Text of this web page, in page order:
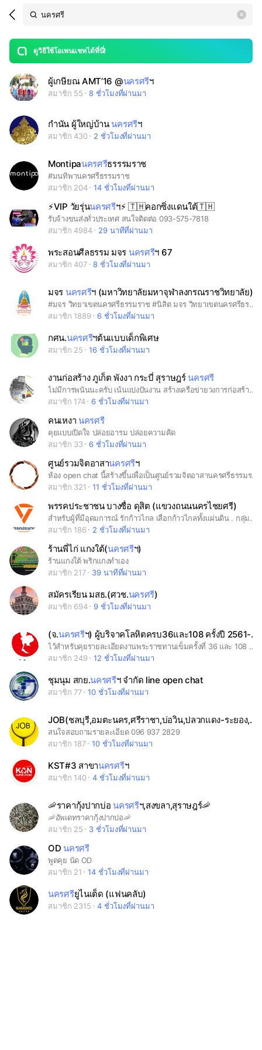
Search
OpenChats
messages
search
area
ดูวิธีใช้โอเพนแชทได้ที่นี่!
open
ผู้เกษียณ AMT’16 @นครศรีฯ
สมาชิก 55 8 ชั่วโมงที่ผ่านมา
กำนัน ผู้ใหญ่บ้าน นครศรีฯ
สมาชิก 430 2 ชั่วโมงที่ผ่านมา
Montipaนครศรีธรรรมราช
#มนทิพานครศรีธรรมราช
สมาชิก 204
14 ชั่วโมงที่ผ่านมา
⚡️VIP วัยรุ่นนครศรีฯ⚡️ 🇹🇭คอกซิ่งแดนใต้🇹🇭
รับจ้างขนส่งทั่วประเทศ สนใจติดต่อ 093-575-7818
สมาชิก 4984
29 นาทีที่ผ่านมา
พระสอนศีลธรรม มจร นครศรีฯ 67
สมาชิก 407 8 ชั่วโมงที่ผ่านมา
มจร นครศรีฯ (มหาวิทยาลัยมหาจุฬาลงกรณราชวิทยาลัย)
#มจร วิทยาเขตนครศรีธรรมราช #นิสิต มจร วิทยาเขตนครศรีธรรมราช #ครุศาสตร์ #การสอนสังคมศึกษา #สังคมศาสตร์ #รัฐศาสตร์ #พุทธศาสตร์ #พระสังฆาธิการ #พระพุทธศาสนา #การบริหารการศึกษา #พัฒนาสังคม #นิติศาสตร์
สมาชิก 1889
6 ชั่วโมงที่ผ่านมา
กศน.นครศรีฯต้นแบบเด็กพิเศษ
สมาชิก 25 16 ชั่วโมงที่ผ่านมา
งานก่อสร้าง ภูเก็ต พังงา กระบี่ สุราษฎร์ นครศรี
ไม่มีการพนันนะครับ เน้นแบ่งปันงาน สร้างเครือข่ายวงการก่อสร้างแบบสร้างสรรค์ ปรึกษาหารือ ฯลฯ
สมาชิก 174
6 ชั่วโมงที่ผ่านมา
คนเหงา นครศรี
คุยแบบเปิดใจ ปล่อยอารม ปล่อยความคิด
สมาชิก 33
6 ชั่วโมงที่ผ่านมา
ศูนย์รวมจิตอาสานครศรีฯ
ห้อง open chat นี้สร้างขึ้นเพื่อเป็นศูนย์รวมจิตอาสานครศรีธรรมราชในการรับข้อมูลตรงและถูกต้องจากส่วนกลาง ใช้เพื่อการยืนยันตัวตนครั้งสุดท้ายเพื่อให้ AI สามารถตรวจสอบความถูกต้องก่อนส่งข้อมูลให้ธนาคารออมสินเพื่อเตรียมออกบัตร smart card มอบให้กับสมาชิกจิตอาสาตามวันเวลาที่ส่วนกลางกำหนด #จิตอาสาตำบล #จิตอาสาอำเภอ #จิตอาสาจังหวัด #จิตอาสาไทยศรีวิไล
สมาชิก 321
11 ชั่วโมงที่ผ่านมา
พรรคประชาชน บางซื่อ ดุสิต (แขวงถนนนครไชยศรี)
สำหรับผู้ที่มีอุดมการณ์ รักก้าวไกล เลือกก้าวไกลทั้งแผ่นดิน . กลุ่มนี้เป็นพื้นที่แลกเปลี่ยนแสดงความคิดเห็นเรื่องทั่วไป สังคม การเมือง วัฒนธรรม รวมถึงแจ้งเหตุ ร้องเรียน แจ้งข่าวสารและแลกเปลี่ยนในเขตพื้นที่เขตบางซื่อและดุสิต . อ่านกฎกติกาเพื่อการอยู่ร่วมกันในสังคมออนไลน์ได้ที่โน้ตของกลุ่ม . หากมีเรื่องร้องเรียน สามารถส่งเรื่องเข้ามาได้ที่นี่ 🍊ลิงก์ก้าวไกลเขต 7 เขตบางซื่อ: https://lin.ee/lsQxkZo 🍊ลิงก์ก้าวไกลเขต 7 เขตดุสิต (เฉพาะแขวงถนนนครไชยศรี): https://lin.ee/NLnMkp2
สมาชิก 186
2 ชั่วโมงที่ผ่านมา
ร้านพี่ไก่ แกงใต้(นครศรีฯ)
ร้านแกงใต้ พริกแกงทำเอง
สมาชิก 217
39 นาทีที่ผ่านมา
สมัครเรียน มสธ.(ศวช.นครศรี)
สมาชิก 694 9 ชั่วโมงที่ผ่านมา
(จ.นครศรีฯ) ผู้บริจาคโลหิตครบ36และ108 ครั้งปี 2561-2565
ไว้สำหรับคุยรายละเอียดงานพระราชทานเข็มครั้งที่ 36 และ 108 ครั้ง
สมาชิก 249
12 ชั่วโมงที่ผ่านมา
ชุมนุม สกย.นครศรีฯ จำกัด line open chat
สมาชิก 77 10 ชั่วโมงที่ผ่านมา
JOB(ชลบุรี,อมตะนคร,ศรีราชา,บ่อวิน,ปลวกแดง-ระยอง,เครือส)
สนใจสอบถามรายละเอียด 096 937 2829
สมาชิก 187
10 ชั่วโมงที่ผ่านมา
KST#3 สาขานครศรีฯ
สมาชิก 140 4 ชั่วโมงที่ผ่านมา
🦐ราคากุ้งปากบ่อ นครศรีฯ,สงขลา,สุราษฎร์🦐
🦐อัพเดทราคากุ้งปากบ่อ🦐
สมาชิก 25
3 ชั่วโมงที่ผ่านมา
OD นครศรี
พูดคุย นัด OD
สมาชิก 21
14 ชั่วโมงที่ผ่านมา
นครศรียูไนเต็ด (แฟนคลับ)
สมาชิก 2315 4 ชั่วโมงที่ผ่านมา